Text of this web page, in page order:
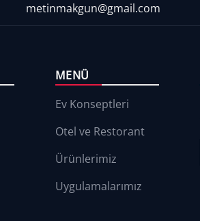
metinmakgun@gmail.com
MENÜ
Ev Konseptleri
Otel ve Restorant
Ürünlerimiz
Uygulamalarımız